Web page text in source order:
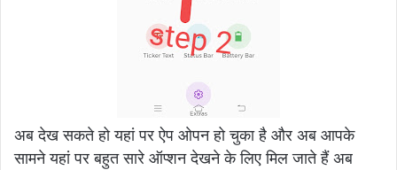
अब देख सकते हो यहां पर ऐप ओपन हो चुका है और अब आपके
सामने यहां पर बहुत सारे ऑप्शन देखने के लिए मिल जाते हैं अब